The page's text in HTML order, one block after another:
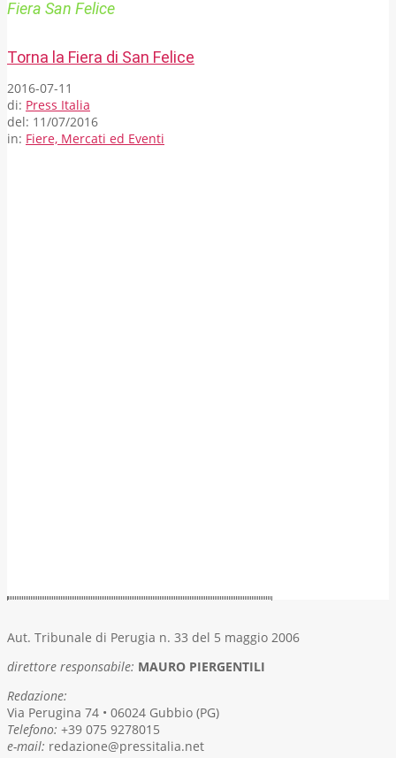
Fiera San Felice
Torna la Fiera di San Felice
2016-07-11
di: Press Italia
del: 11/07/2016
in: Fiere, Mercati ed Eventi
Aut. Tribunale di Perugia n. 33 del 5 maggio 2006
direttore responsabile: MAURO PIERGENTILI
Redazione:
Via Perugina 74 • 06024 Gubbio (PG)
Telefono: +39 075 9278015
e-mail: redazione@pressitalia.net